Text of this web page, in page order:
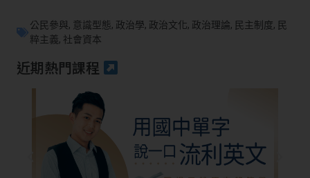
公民參與, 意識型態, 政治學, 政治文化, 政治理論, 民主制度, 民
粹主義, 社會資本
近期熱門課程